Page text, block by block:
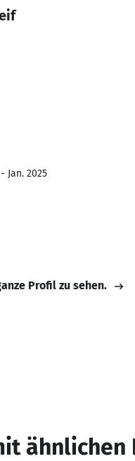
Jan. 2025
Profil zu sehen.
ähnlichen